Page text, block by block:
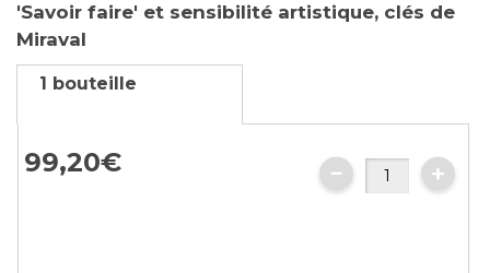
to
the
beginning
the
images
gallery
'Savoir faire' et sensibilité artistique, clés de
Miraval
1 bouteille
99,20€